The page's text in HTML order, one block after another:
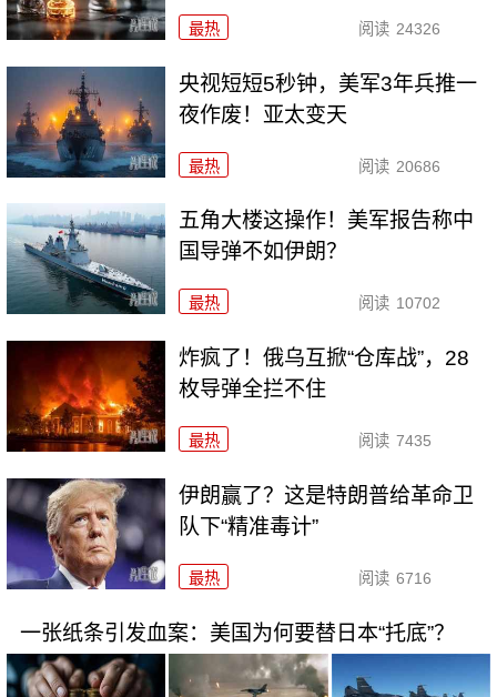
最热 阅读 24326
央视短短5秒钟，美军3年兵推一
夜作废！亚太变天
最热 阅读 20686
五角大楼这操作！美军报告称中
国导弹不如伊朗？
最热 阅读 10702
炸疯了！俄乌互掀“仓库战”，28
枚导弹全拦不住
最热 阅读 7435
伊朗赢了？这是特朗普给革命卫
队下“精准毒计”
最热 阅读 6716
一张纸条引发血案：美国为何要替日本“托底”？